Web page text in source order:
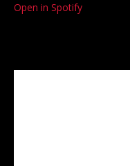
Open in Spotify